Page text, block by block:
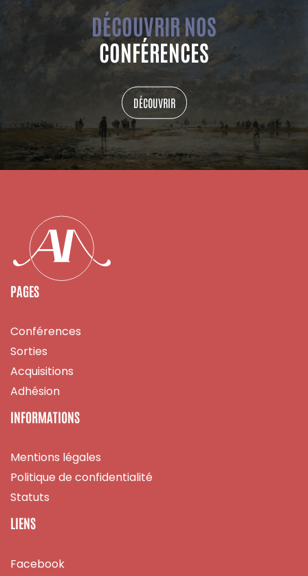
DÉCOUVRIR NOS
CONFÉRENCES
DÉCOUVRIR
PAGES
Conférences
Sorties
Acquisitions
Adhésion
INFORMATIONS
Mentions légales
Politique de confidentialité
Statuts
LIENS
Facebook